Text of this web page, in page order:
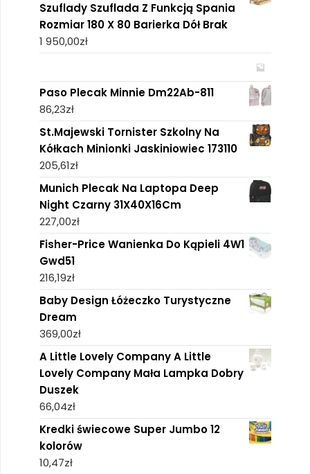
Szuflady Szuflada Z Funkcją Spania
Rozmiar 180 X 80 Barierka Dół Brak
1 950,00zł
Paso Plecak Minnie Dm22Ab-811
86,23zł
St.Majewski Tornister Szkolny Na
Kółkach Minionki Jaskiniowiec 173110
205,61zł
Munich Plecak Na Laptopa Deep
Night Czarny 31X40X16Cm
227,00zł
Fisher-Price Wanienka Do Kąpieli 4W1
Gwd51
216,19zł
Baby Design Łóżeczko Turystyczne
Dream
369,00zł
A Little Lovely Company A Little
Lovely Company Mała Lampka Dobry
Duszek
66,04zł
Kredki świecowe Super Jumbo 12
kolorów
10,47zł